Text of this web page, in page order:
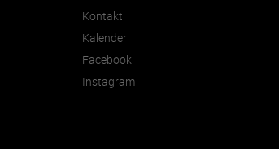
Kontakt
Kalender
Facebook
Instagram